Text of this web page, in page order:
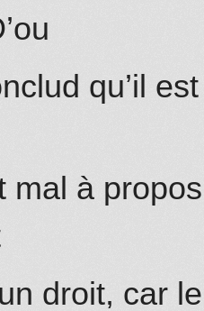
qu’il
mal à
droit, car